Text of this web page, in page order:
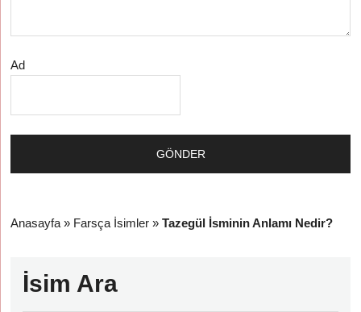
Ad
Anasayfa » Farsça İsimler »Tazegül İsminin Anlamı Nedir?
İsim Ara